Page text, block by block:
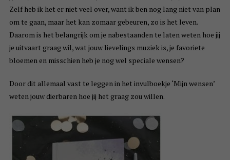
Zelf heb ik het er niet veel over, want ik ben nog lang niet van plan
om te gaan, maar het kan zomaar gebeuren, zo is het leven.
Daarom is het belangrijk om je nabestaanden te laten weten hoe jij
je uitvaart graag wil, wat jouw lievelings muziek is, je favoriete
bloemen en misschien heb je nog wel speciale wensen?
Door dit allemaal vast te leggen in het invulboekje ‘Mijn wensen’
weten jouw dierbaren hoe jij het graag zou willen.